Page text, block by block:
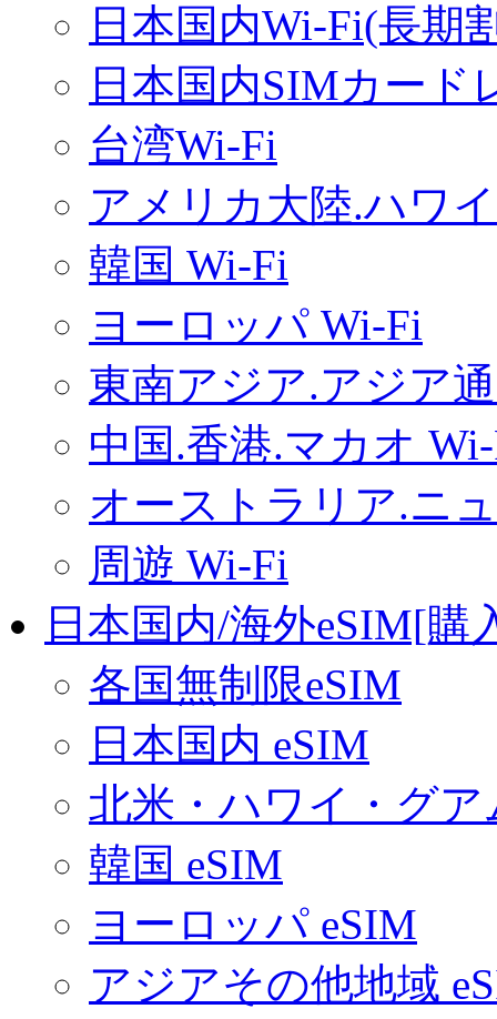
日本国内Wi-Fi(長期
日本国内SIMカード
台湾Wi-Fi
アメリカ大陸.ハワ
韓国 Wi-Fi
ヨーロッパ Wi-Fi
東南アジア.アジア
中国.香港.マカオ
オーストラリア.ニ
周遊 Wi-Fi
日本国内/海外eSIM[購
各国無制限eSIM
日本国内 eSIM
北米・ハワイ・グア
韓国 eSIM
ヨーロッパ eSIM
アジアその他地域